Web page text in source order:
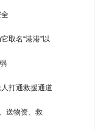
取名“港港”以
打通救援通道
送物资、救